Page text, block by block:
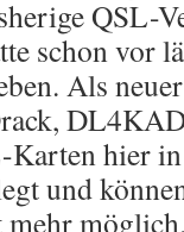
QSL-
schon vor
Als
Karten hier
und